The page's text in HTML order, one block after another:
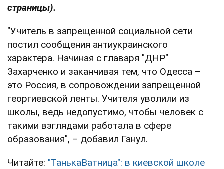
страницы).
"Учитель в запрещенной социальной сети
постил сообщения антиукраинского
характера. Начиная с главаря "ДНР"
Захарченко и заканчивая тем, что Одесса –
это Россия, в сопровождении запрещенной
георгиевской ленты. Учителя уволили из
школы, ведь недопустимо, чтобы человек с
такими взглядами работала в сфере
образования", – добавил Ганул.
Читайте: "ТанькаВатница": в киевской школе